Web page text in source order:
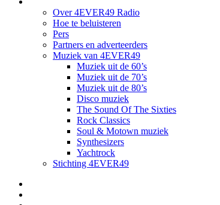
Over 4EVER49 Radio
Hoe te beluisteren
Pers
Partners en adverteerders
Muziek van 4EVER49
Muziek uit de 60’s
Muziek uit de 70’s
Muziek uit de 80’s
Disco muziek
The Sound Of The Sixties
Rock Classics
Soul & Motown muziek
Synthesizers
Yachtrock
Stichting 4EVER49